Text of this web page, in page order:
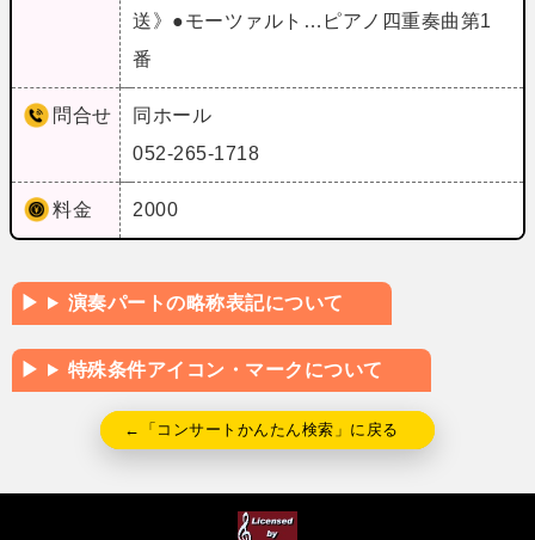
送》●モーツァルト…ピアノ四重奏曲第1
番
問合せ
同ホール
052-265-1718
料金 2000
演奏パートの略称表記について
特殊条件アイコン・マークについて
←「コンサートかんたん検索」に戻る